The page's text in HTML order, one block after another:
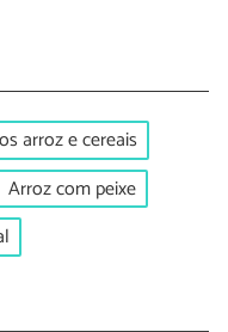
arroz e cereais
Arroz com peixe